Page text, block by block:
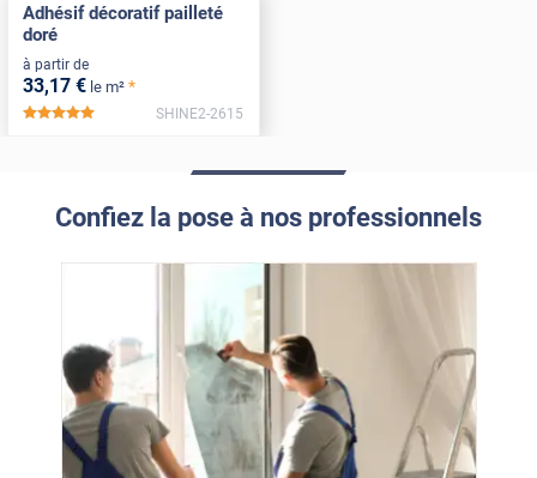
Adhésif décoratif pailleté
doré
à partir de
33,17 € le m² *
*****
SHINE2-2615
Confiez la pose à nos professionnels